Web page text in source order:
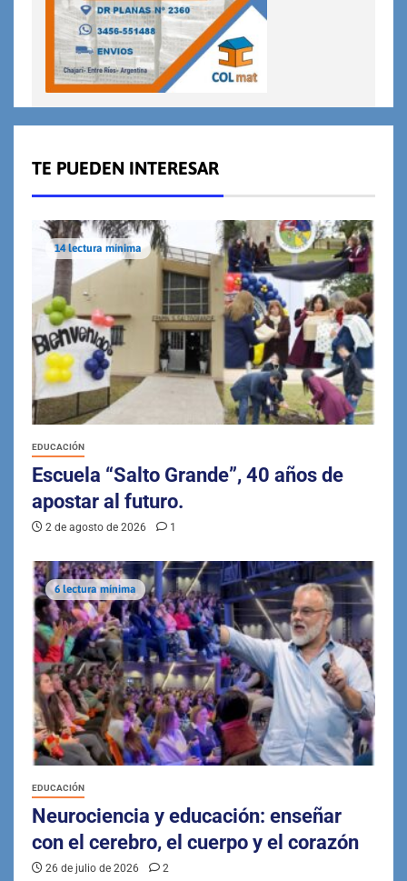
TE PUEDEN INTERESAR
14 lectura mínima
EDUCACIÓN
Escuela “Salto Grande”, 40 años de
apostar al futuro.
2 de agosto de 2026 1
6 lectura mínima
EDUCACIÓN
Neurociencia y educación: enseñar
con el cerebro, el cuerpo y el corazón
26 de julio de 2026 2